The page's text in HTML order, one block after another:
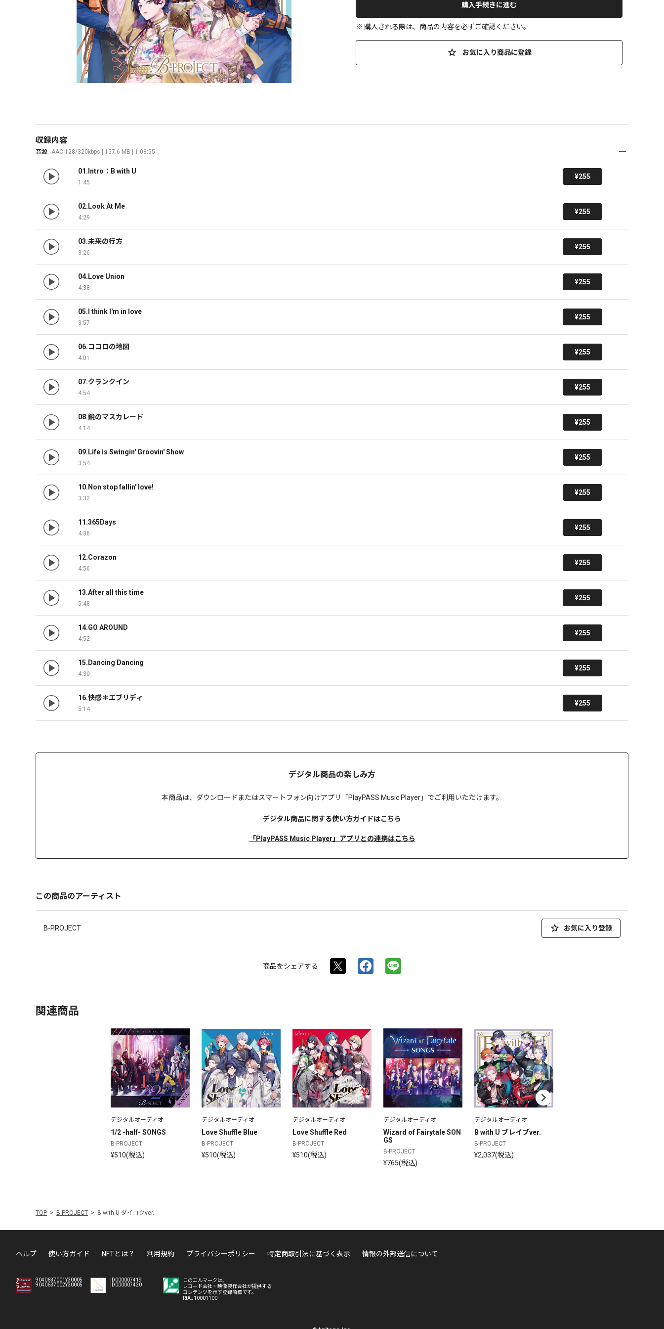
購入手続きに進む
※ 購入される際は、商品の内容を必ずご確認ください。
お気に入り商品に登録
収録内容
音源 AAC 128/320kbps | 157.6 MB | 1:08:55
01.Intro：B with U
1:45
¥255
02.Look At Me
4:29
¥255
03.未来の行方
3:26
¥255
04.Love Union
4:38
¥255
05.I think I'm in love
3:57
¥255
06.ココロの地図
4:01
¥255
07.クランクイン
4:54
¥255
08.鏡のマスカレード
4:14
¥255
09.Life is Swingin' Groovin' Show
3:54
¥255
10.Non stop fallin' love!
3:32
¥255
11.365Days
4:36
¥255
12.Corazon
4:56
¥255
13.After all this time
5:48
¥255
14.GO AROUND
4:52
¥255
15.Dancing Dancing
4:30
¥255
16.快感＊エブリディ
5:14
¥255
デジタル商品の楽しみ方
本商品は、 ダウンロードまたはスマートフォン向けアプリ「PlayPASS Music Player」でご利用いただけます。
デジタル商品に関する使い方ガイドはこちら
「PlayPASS Music Player」アプリとの連携はこちら
この商品のアーティスト
B-PROJECT お気に入り登録
商品をシェアする
関連商品
デジタルオーディオ
1/2 -half- SONGS
B-PROJECT
¥510(税込)
デジタルオーディオ
Love Shuffle Blue
B-PROJECT
¥510(税込)
デジタルオーディオ
Love Shuffle Red
B-PROJECT
¥510(税込)
デジタルオーディオ
Wizard of Fairytale SON
GS
B-PROJECT
¥765(税込)
デジタルオーディオ
B with U ブレイブver.
B-PROJECT
¥2,037(税込)
TOP B-PROJECT B with U ダイコクver.
ヘルプ 使い方ガイド NFTとは？ 利用規約 プライバシーポリシー 特定商取引法に基づく表示 情報の外部送信について
9040637001Y30005
9040637002Y30005
ID000007419
ID000007420
このエルマークは、
レコード会社・映像製作会社が提供する
コンテンツを示す登録商標です。
RIAJ10001100